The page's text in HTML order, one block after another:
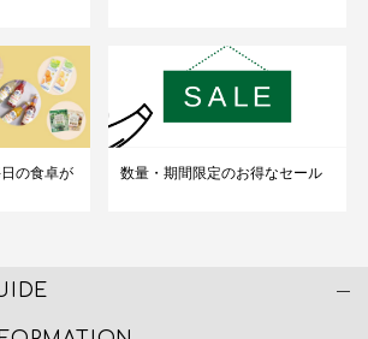
の食卓が
数量・期間限定のお得なセール